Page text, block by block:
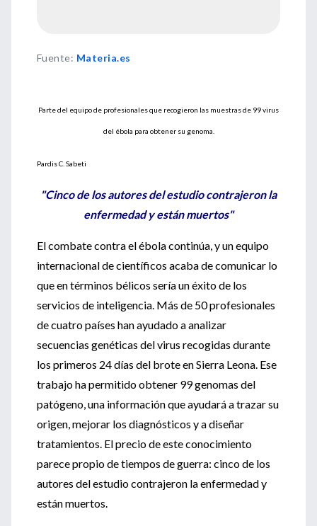
Fuente: Materia.es
Parte del equipo de profesionales que recogieron las muestras de 99 virus
del ébola para obtener su genoma.
Pardis C. Sabeti
"Cinco de los autores del estudio contrajeron la
enfermedad y están muertos"
El combate contra el ébola continúa, y un equipo
internacional de científicos acaba de comunicar lo
que en términos bélicos sería un éxito de los
servicios de inteligencia. Más de 50 profesionales
de cuatro países han ayudado a analizar
secuencias genéticas del virus recogidas durante
los primeros 24 días del brote en Sierra Leona. Ese
trabajo ha permitido obtener 99 genomas del
patógeno, una información que ayudará a trazar su
origen, mejorar los diagnósticos y a diseñar
tratamientos. El precio de este conocimiento
parece propio de tiempos de guerra: cinco de los
autores del estudio contrajeron la enfermedad y
están muertos.